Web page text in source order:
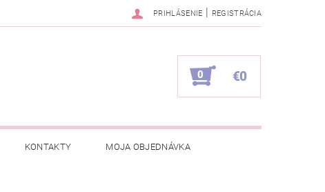
PRIHLÁSENIE | REGISTRÁCIA
0 €0
KONTAKTY MOJA OBJEDNÁVKA